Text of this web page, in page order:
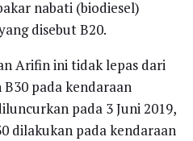
nabati (biodiesel)
disebut B20.
Arifin ini tidak lepas dari
pada kendaraan
pada 3 Juni 2019,
dilakukan pada kendaraan